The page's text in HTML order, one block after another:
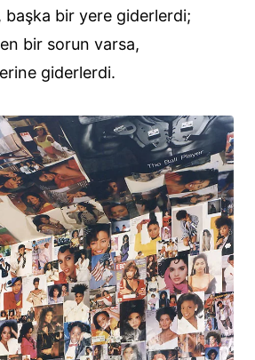
başka bir yere giderlerdi;
bir sorun varsa,
giderlerdi.